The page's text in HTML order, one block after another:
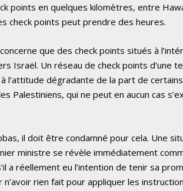
points en quelques kilomètres, entre
check points peut prendre des heures.
que des check points situés à
Israël. Un réseau de check points d’une
l’attitude dégradante de la part de
Palestiniens, qui ne peut en aucun cas
il doit être condamné pour cela. Une
ministre se révèle immédiatement
a réellement eu l’intention de tenir sa
rien fait pour appliquer les